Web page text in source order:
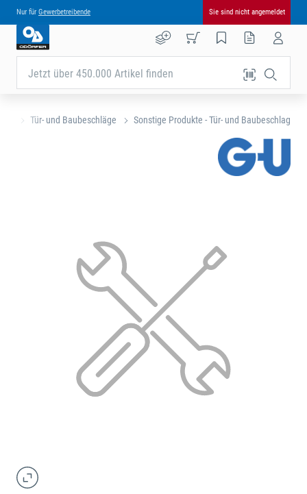
Nur für Gewerbetreibende Sie sind nicht angemeldet
Jetzt über 450.000 Artikel finden
Tür- und Baubeschläge Sonstige Produkte - Tür- und Baubeschlag